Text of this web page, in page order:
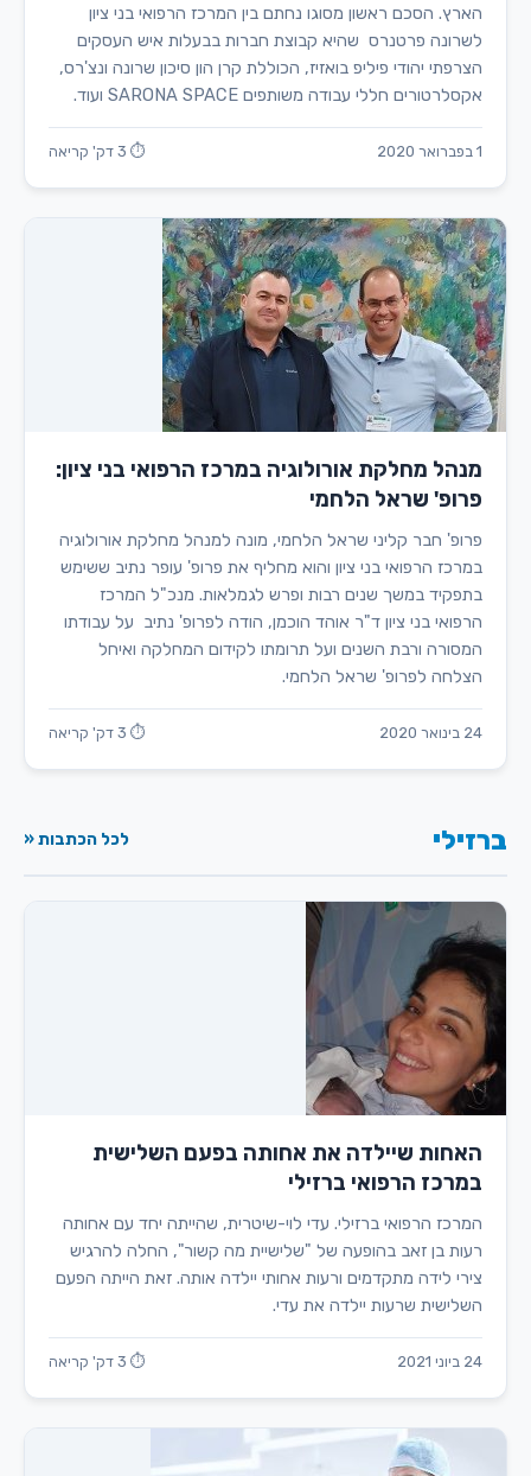
הארץ. הסכם ראשון מסוגו נחתם בין המרכז הרפואי בני ציון
לשרונה פרטנרס שהיא קבוצת חברות בבעלות איש העסקים
הצרפתי יהודי פיליפ בואזיז, הכוללת קרן הון סיכון שרונה ונצ'רס,
אקסלרטורים חללי עבודה משותפים SARONA SPACE ועוד.
1 בפברואר 2020 ⏱ 3 דק' קריאה
מנהל מחלקת אורולוגיה במרכז הרפואי בני ציון:
פרופ' שראל הלחמי
פרופ' חבר קליני שראל הלחמי, מונה למנהל מחלקת אורולוגיה
במרכז הרפואי בני ציון והוא מחליף את פרופ' עופר נתיב ששימש
בתפקיד במשך שנים רבות ופרש לגמלאות. מנכ"ל המרכז
הרפואי בני ציון ד"ר אוהד הוכמן, הודה לפרופ' נתיב על עבודתו
המסורה ורבת השנים ועל תרומתו לקידום המחלקה ואיחל
הצלחה לפרופ' שראל הלחמי.
24 בינואר 2020 ⏱ 3 דק' קריאה
ברזילי לכל הכתבות «
האחות שיילדה את אחותה בפעם השלישית
במרכז הרפואי ברזילי
המרכז הרפואי ברזילי. עדי לוי-שיטרית, שהייתה יחד עם אחותה
רעות בן זאב בהופעה של "שלישיית מה קשור", החלה להרגיש
צירי לידה מתקדמים ורעות אחותי יילדה אותה. זאת הייתה הפעם
השלישית שרעות יילדה את עדי.
24 ביוני 2021 ⏱ 3 דק' קריאה